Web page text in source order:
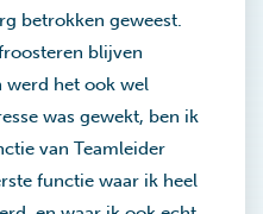
betrokken geweest.
blijven
werd het ook wel
was gewekt, ben ik
van Teamleider
functie waar ik heel